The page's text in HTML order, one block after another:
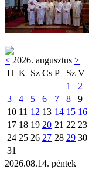
< 2026. augusztus >
H K Sz Cs P Sz V
1
2
3
4 5 6 7 8
9
10 11 12 13 14 15 16
17 18 19 20 21 22 23
24 25 26 27 28 29 30
31
2026.08.14. péntek